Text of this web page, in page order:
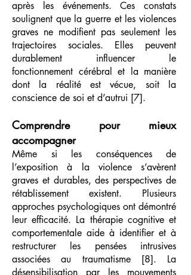
après les événements. Ces constats
soulignent que la guerre et les violences
graves ne modifient pas seulement les
trajectoires sociales. Elles peuvent
durablement influencer le
fonctionnement cérébral et la manière
dont la réalité est vécue, soit la
conscience de soi et d’autrui [7].
Comprendre pour mieux
accompagner
Même si les conséquences de
l’exposition à la violence s’avèrent
graves et durables, des perspectives de
rétablissement existent. Plusieurs
approches psychologiques ont démontré
leur efficacité. La thérapie cognitive et
comportementale aide à identifier et à
restructurer les pensées intrusives
associées au traumatisme [8]. La
désensibilisation par les mouvements